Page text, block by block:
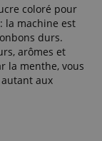
coloré pour
la machine est
durs.
arômes et
la menthe, vous
aux